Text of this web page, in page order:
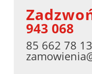
943 068
85 662 78